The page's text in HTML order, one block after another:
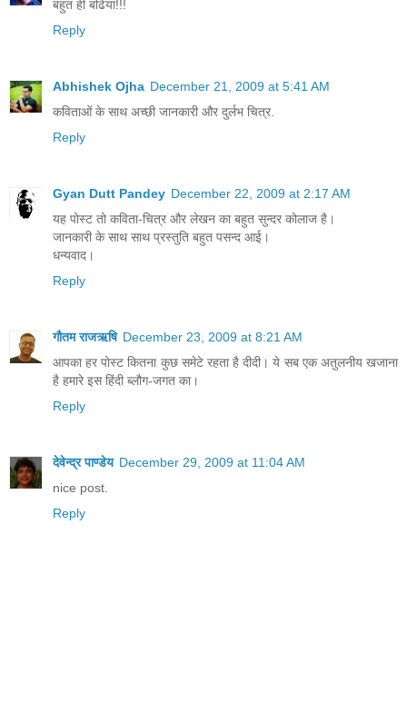
बहुत ही बढियां!!!
Reply
Abhishek Ojha December 21, 2009 at 5:41 AM
कविताओं के साथ अच्छी जानकारी और दुर्लभ चित्र.
Reply
Gyan Dutt Pandey December 22, 2009 at 2:17 AM
यह पोस्ट तो कविता-चित्र और लेखन का बहुत सुन्दर कोलाज है।
जानकारी के साथ साथ प्रस्तुति बहुत पसन्द आई।
धन्यवाद।
Reply
गौतम राजऋषि December 23, 2009 at 8:21 AM
आपका हर पोस्ट कितना कुछ समेटे रहता है दीदी। ये सब एक अतुलनीय खजाना
है हमारे इस हिंदी ब्लौग-जगत का।
Reply
देवेन्द्र पाण्डेय December 29, 2009 at 11:04 AM
nice post.
Reply